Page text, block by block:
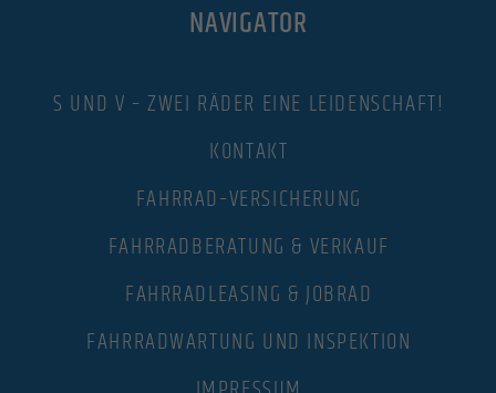
NAVIGATOR
S UND V – ZWEI RÄDER EINE LEIDENSCHAFT!
KONTAKT
FAHRRAD–VERSICHERUNG
FAHRRADBERATUNG & VERKAUF
FAHRRADLEASING & JOBRAD
FAHRRADWARTUNG UND INSPEKTION